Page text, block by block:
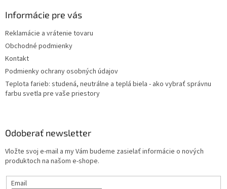
Informácie pre vás
Reklamácie a vrátenie tovaru
Obchodné podmienky
Kontakt
Podmienky ochrany osobných údajov
Teplota farieb: studená, neutrálne a teplá biela - ako vybrať správnu
farbu svetla pre vaše priestory
Odoberať newsletter
Vložte svoj e-mail a my Vám budeme zasielať informácie o nových
produktoch na našom e-shope.
Email